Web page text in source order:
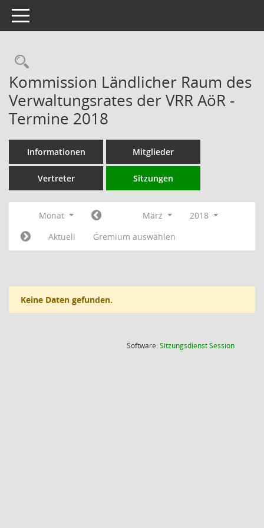
Toggle navigation
Rechercheauswahl
Kommission Ländlicher Raum des
Verwaltungsrates der VRR AöR -
Termine 2018
Informationen Mitglieder
Vertreter Sitzungen
Monat März
2018
Aktuell
Gremium auswählen
Keine Daten gefunden.
Software:SitzungsdienstSession(Wird in